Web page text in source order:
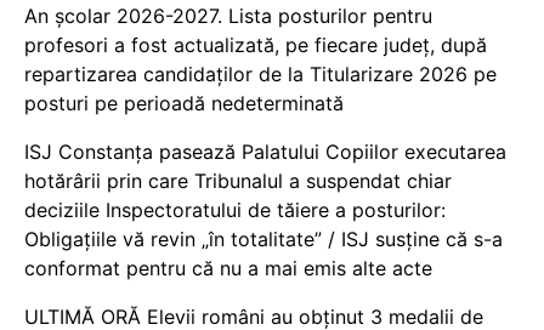
An școlar 2026-2027. Lista posturilor pentru
profesori a fost actualizată, pe fiecare județ, după
repartizarea candidaților de la Titularizare 2026 pe
posturi pe perioadă nedeterminată
ISJ Constanța pasează Palatului Copiilor executarea
hotărârii prin care Tribunalul a suspendat chiar
deciziile Inspectoratului de tăiere a posturilor:
Obligațiile vă revin „în totalitate” / ISJ susține că s-a
conformat pentru că nu a mai emis alte acte
ULTIMĂ ORĂ Elevii români au obținut 3 medalii de